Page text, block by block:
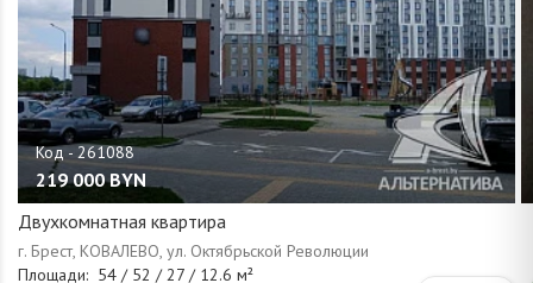
219 000 BYN
Двухкомнатная квартира